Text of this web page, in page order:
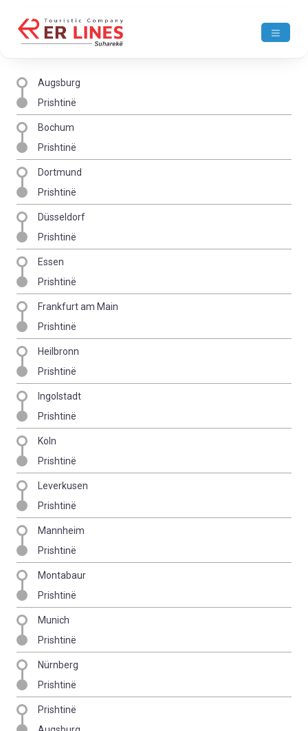
Augsburg
Prishtinë
Bochum
Prishtinë
Dortmund
Prishtinë
Düsseldorf
Prishtinë
Essen
Prishtinë
Frankfurt am Main
Prishtinë
Heilbronn
Prishtinë
Ingolstadt
Prishtinë
Koln
Prishtinë
Leverkusen
Prishtinë
Mannheim
Prishtinë
Montabaur
Prishtinë
Munich
Prishtinë
Nürnberg
Prishtinë
Prishtinë